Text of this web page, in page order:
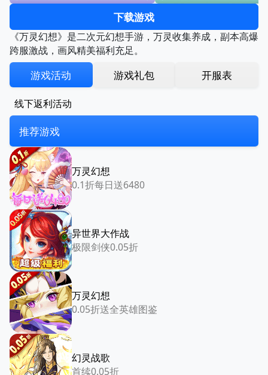
下载游戏
《万灵幻想》是二次元幻想手游，万灵收集养成，副本高爆
跨服激战，画风精美福利充足。
游戏活动 游戏礼包 开服表
线下返利活动
推荐游戏
万灵幻想
0.1折每日送6480
异世界大作战
极限剑侠0.05折
万灵幻想
0.05折送全英雄图鉴
幻灵战歌
首续0.05折